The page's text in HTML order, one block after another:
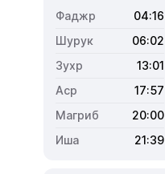
04:16
06:02
13:01
17:57
20:00
21:39